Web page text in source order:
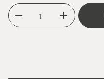
20
1